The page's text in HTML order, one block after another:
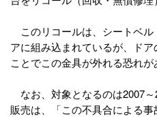
このリコールは、シートベル
アに組み込まれているが、ド
ことでこの金具が外れる恐れが
なお、対象となるのは2007
販売は、「この不具合による